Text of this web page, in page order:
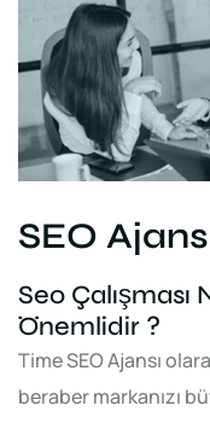
SEO
Seo
Önemlidir ?
Time SEO Ajansı
beraber markanızı